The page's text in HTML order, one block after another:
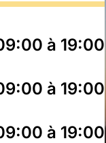
à 19:00
à 19:00
à 19:00